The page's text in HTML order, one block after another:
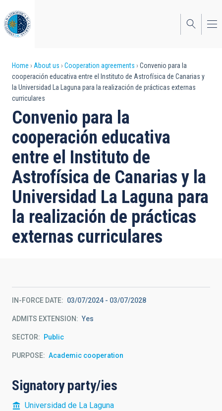
to
main
content
Breadcrumb
Home About us Cooperation agreements
Convenio para la
cooperación educativa entre el Instituto de Astrofísica de Canarias y
la Universidad La Laguna para la realización de prácticas externas
curriculares
Convenio para la
cooperación educativa
entre el Instituto de
Astrofísica de Canarias y la
Universidad La Laguna para
la realización de prácticas
externas curriculares
IN-FORCE DATE 03/07/2024 - 03/07/2028
ADMITS EXTENSION Yes
SECTOR Public
PURPOSE Academic cooperation
Signatory party/ies
Universidad de La Laguna